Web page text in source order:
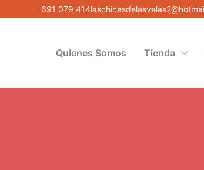
691 079 414
Quienes Somos Tienda